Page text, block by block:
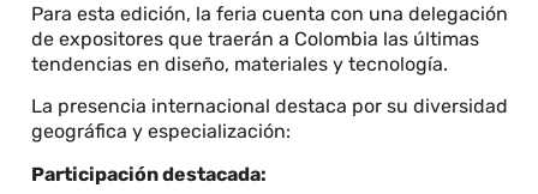
Para esta edición, la feria cuenta con una delegación
de expositores que traerán a Colombia las últimas
tendencias en diseño, materiales y tecnología.
La presencia internacional destaca por su diversidad
geográfica y especialización:
Participación destacada: